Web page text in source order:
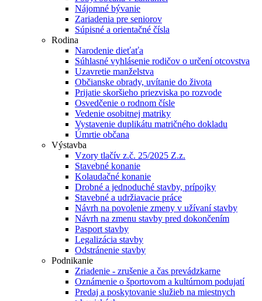
Nájomné bývanie
Zariadenia pre seniorov
Súpisné a orientačné čísla
Rodina
Narodenie dieťaťa
Súhlasné vyhlásenie rodičov o určení otcovstva
Uzavretie manželstva
Občianske obrady, uvítanie do života
Prijatie skoršieho priezviska po rozvode
Osvedčenie o rodnom čísle
Vedenie osobitnej matriky
Vystavenie duplikátu matričného dokladu
Úmrtie občana
Výstavba
Vzory tlačív z.č. 25/2025 Z.z.
Stavebné konanie
Kolaudačné konanie
Drobné a jednoduché stavby, prípojky
Stavebné a udržiavacie práce
Návrh na povolenie zmeny v užívaní stavby
Návrh na zmenu stavby pred dokončením
Pasport stavby
Legalizácia stavby
Odstránenie stavby
Podnikanie
Zriadenie - zrušenie a čas prevádzkarne
Oznámenie o športovom a kultúrnom podujatí
Predaj a poskytovanie služieb na miestnych